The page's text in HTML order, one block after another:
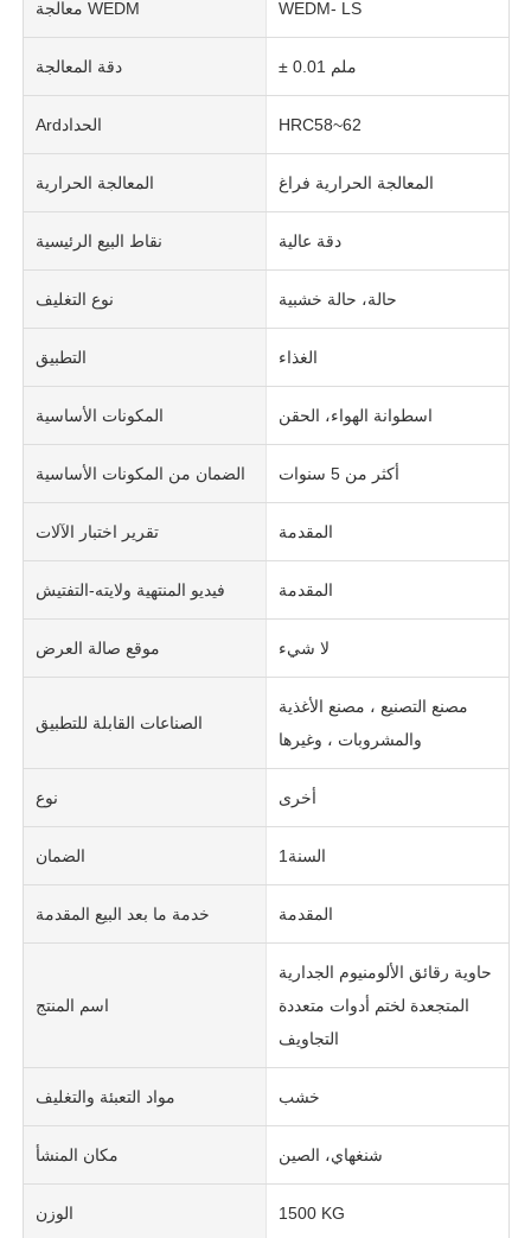
معالجة WEDM WEDM- LS
دقة المعالجة ± 0.01 ملم
Ardالحداد HRC58~62
المعالجة الحرارية المعالجة الحرارية فراغ
نقاط البيع الرئيسية دقة عالية
نوع التغليف حالة، حالة خشبية
التطبيق الغذاء
المكونات الأساسية اسطوانة الهواء، الحقن
الضمان من المكونات الأساسية أكثر من 5 سنوات
تقرير اختبار الآلات المقدمة
فيديو المنتهية ولايته-التفتيش المقدمة
موقع صالة العرض لا شيء
الصناعات القابلة للتطبيق
مصنع التصنيع ، مصنع الأغذية
والمشروبات ، وغيرها
نوع أخرى
الضمان السنة1
خدمة ما بعد البيع المقدمة المقدمة
اسم المنتج
حاوية رقائق الألومنيوم الجدارية
المتجعدة لختم أدوات متعددة
التجاويف
مواد التعبئة والتغليف خشب
مكان المنشأ شنغهاي، الصين
الوزن 1500 KG